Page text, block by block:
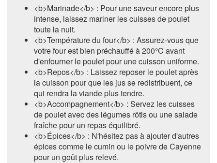
<b>Marinade</b> : Pour une saveur encore plus
intense, laissez mariner les cuisses de poulet
toute la nuit.
<b>Température du four</b> : Assurez-vous que
votre four est bien préchauffé à 200°C avant
d'enfourner le poulet pour une cuisson uniforme.
<b>Repos</b> : Laissez reposer le poulet après
la cuisson pour que les jus se redistribuent, ce
qui rendra la viande plus tendre.
<b>Accompagnement</b> : Servez les cuisses
de poulet avec des légumes rôtis ou une salade
fraîche pour un repas équilibré.
<b>Épices</b> : N'hésitez pas à ajouter d'autres
épices comme le cumin ou le poivre de Cayenne
pour un goût plus relevé.